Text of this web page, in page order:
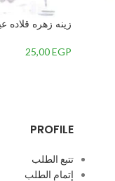
زينه زهره قلاده
25,00EGP
PROFILE
تتبع الطلب
إتمام الطلب